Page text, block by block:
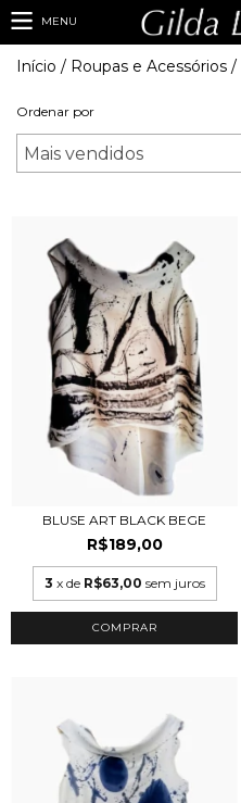
MENU
Início / Roupas e Acessórios /
Ordenar por
BLUSE ART BLACK BEGE
R$189,00
3 x de R$63,00 sem juros
COMPRAR